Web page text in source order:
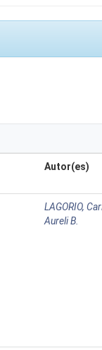
Autor(es)
LAGORIO,
Aureli B.